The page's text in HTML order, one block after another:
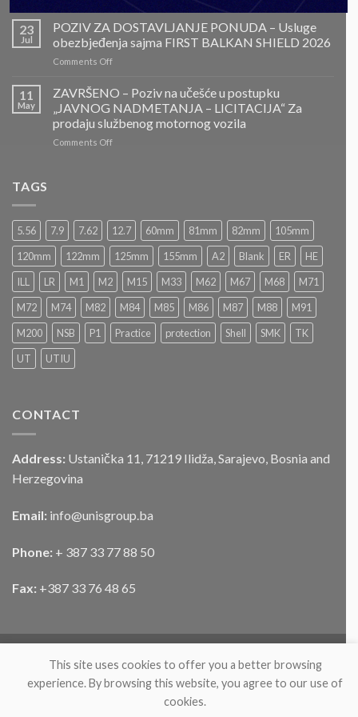
ZAVRŠENO-
POZIV
ZA
DOSTAVLJANJE
PONUDA
Projektovanje,
izrada
montaža
Nacionalnog
23
Jul
POZIV ZA DOSTAVLJANJE PONUDA – Usluge
obezbjeđenja sajma FIRST BALKAN SHIELD 2026
Comments Offon
ZA
DOSTAVLJANJE
PONUDA
–
Usluge
2026
11
May
ZAVRŠENO – Poziv na učešće u postupku
„JAVNOG NADMETANJA – LICITACIJA“ Za
prodaju službenog motornog vozila
Comments Offon
u
postupku
„JAVNOG
NADMETANJA
–
LICITACIJA“
Za
prodaju
službenog
motornog
TAGS
5.56 7.9 7.62 12.7 60mm 81mm 82mm
105mm
120mm
122mm 125mm 155mm A2 Blank ER
HE
ILL
LR M1 M2 M15 M33 M62 M67 M68
M71
M72
M74 M82 M84 M85 M86 M87 M88
M91
M200
NSB P1 Practice protection Shell SMK
TK
UT
UTIU
CONTACT
Address: Ustanička 11, 71219 Ilidža, Sarajevo, Bosnia and
Herzegovina
Email: info@unisgroup.ba
Phone: + 387 33 77 88 50
Fax: +387 33 76 48 65
This site uses cookies to offer you a better browsing
experience. By browsing this website, you agree to our use of
cookies.